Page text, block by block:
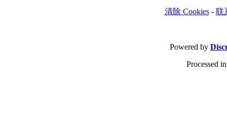
清除 Cookies- 联
Powered by
Processed